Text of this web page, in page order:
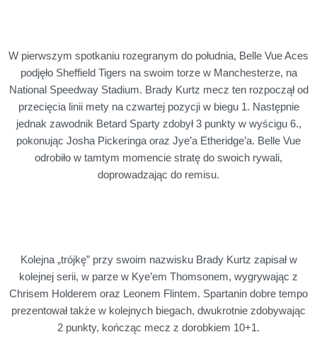
W pierwszym spotkaniu rozegranym do południa, Belle Vue Aces
podjęło Sheffield Tigers na swoim torze w Manchesterze, na
National Speedway Stadium. Brady Kurtz mecz ten rozpoczął od
przecięcia linii mety na czwartej pozycji w biegu 1. Następnie
jednak zawodnik Betard Sparty zdobył 3 punkty w wyścigu 6.,
pokonując Josha Pickeringa oraz Jye’a Etheridge’a. Belle Vue
odrobiło w tamtym momencie stratę do swoich rywali,
doprowadzając do remisu.
Kolejna „trójkę” przy swoim nazwisku Brady Kurtz zapisał w
kolejnej serii, w parze w Kye’em Thomsonem, wygrywając z
Chrisem Holderem oraz Leonem Flintem. Spartanin dobre tempo
prezentował także w kolejnych biegach, dwukrotnie zdobywając
2 punkty, kończąc mecz z dorobkiem 10+1.